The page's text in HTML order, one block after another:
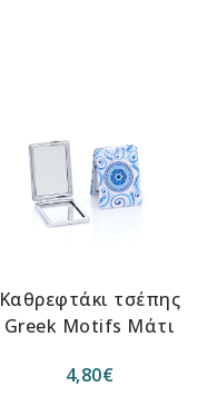
Καθρεφτάκι τσέπης
Greek Μotifs Μάτι
4,80€